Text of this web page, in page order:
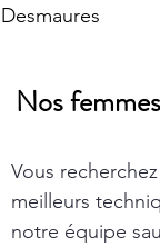
Desmaures
Nos
Vous
meilleurs
notre équipe